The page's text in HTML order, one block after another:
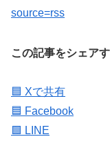
source=rss
この記事をシェアす
🟦 Xで共有
🟦 Facebook
🟩 LINE